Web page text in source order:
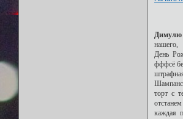
Димулю
нашего,
День
фффсё
торт с
каждая